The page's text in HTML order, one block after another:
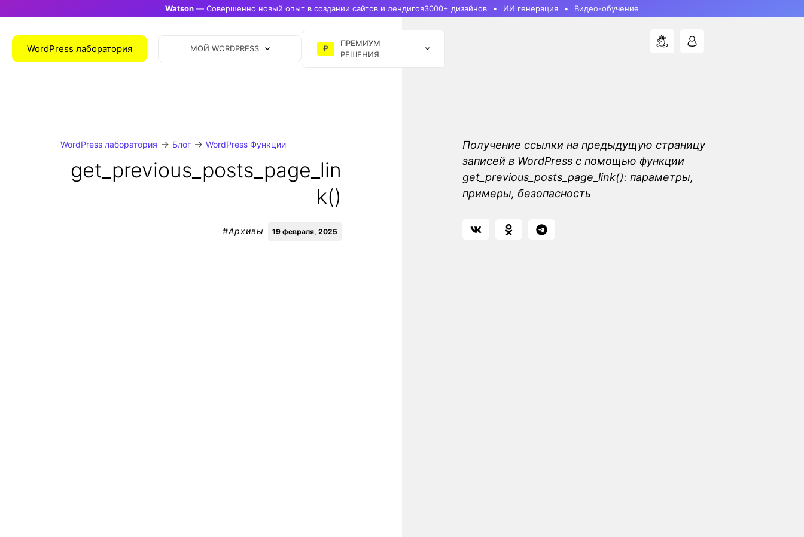
Watson — Совершенно новый опыт в создании сайтов и лендигов3000+ дизайнов ИИ генерация Видео-обучение
WordPress лаборатория МОЙ WORDPRESS ₽
ПРЕМИУМ
РЕШЕНИЯ
WordPress лаборатория → Блог→ WordPress Функции
get_previous_posts_page_lin
k()
19 февраля, 2025
#Архивы
Получение ссылки на предыдущую страницу
записей в WordPress с помощью функции
get_previous_posts_page_link(): параметры,
примеры, безопасность